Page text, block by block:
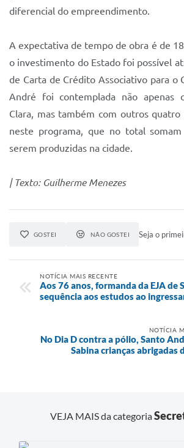
diferencial do empreendimento.
A expectativa de tempo de obra é de
o investimento do Estado foi possível
de Carta de Crédito Associativo para o
André foi contemplada não apenas
Clara, mas também com outros
neste programa, que no total
serem produzidas na cidade.
| Texto: Guilherme Menezes
GOSTEI NÃO GOSTEI Seja o
NOTÍCIA MAIS RECENTE
Aos 76 anos, formanda da EJA de
sequência aos estudos ao
NOTÍCIA
No Dia D contra a pólio, Santo
Sabina crianças abrigadas
VEJA MAIS da categoria